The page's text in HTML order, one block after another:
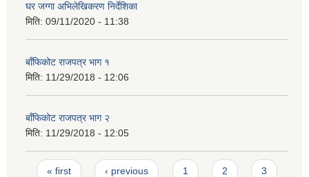
घर जग्गा अभिलेखिकरण निर्देशिका
मिति: 09/11/2020 - 11:38
बाँफिकोट राजपत्र भाग १
मिति: 11/29/2018 - 12:06
बाँफिकोट राजपत्र भाग २
मिति: 11/29/2018 - 12:05
Pages
« first ‹ previous 1 2
3